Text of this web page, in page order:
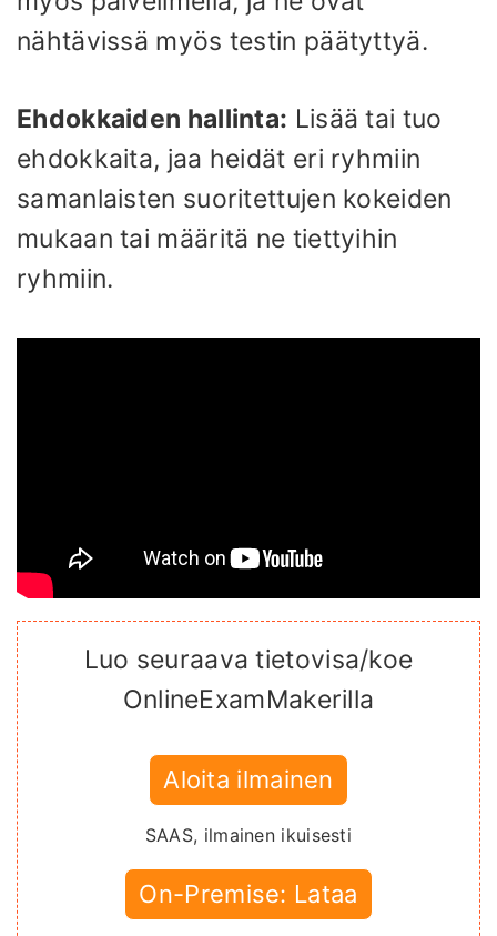
nähtävissä myös testin päätyttyä.
Ehdokkaiden hallinta: Lisää tai tuo
ehdokkaita, jaa heidät eri ryhmiin
samanlaisten suoritettujen kokeiden
mukaan tai määritä ne tiettyihin
ryhmiin.
Luo seuraava tietovisa/koe
OnlineExamMakerilla
Aloita ilmainen
SAAS, ilmainen ikuisesti
On-Premise: Lataa